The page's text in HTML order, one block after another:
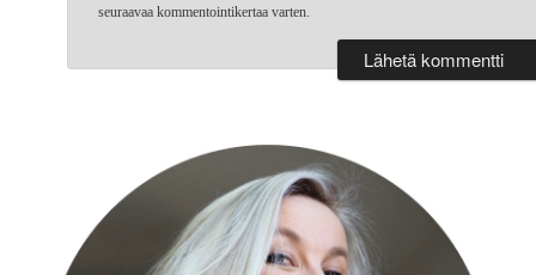
seuraavaa kommentointikertaa varten.